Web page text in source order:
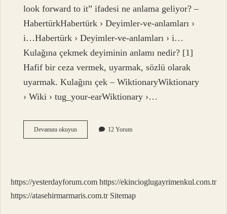
look forward to it” ifadesi ne anlama geliyor? –
HabertürkHabertürk › Deyimler-ve-anlamları ›
i…Habertürk › Deyimler-ve-anlamları › i…
Kulağına çekmek deyiminin anlamı nedir? [1]
Hafif bir ceza vermek, uyarmak, sözlü olarak
uyarmak. Kulağını çek – WiktionaryWiktionary
› Wiki › tug_your-earWiktionary ›…
Devamını okuyunİPle
Çekmek
12 Yorum
https://yesterdayforum.com https://ekincioglugayrimenkul.com.tr
https://atasehirmarmaris.com.tr Sitemap